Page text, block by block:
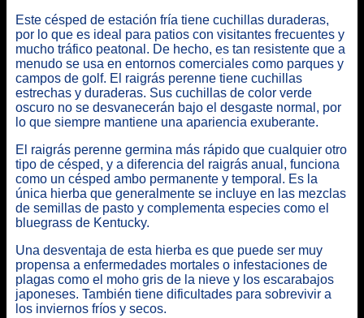
Este césped de estación fría tiene cuchillas duraderas,
por lo que es ideal para patios con visitantes frecuentes y
mucho tráfico peatonal. De hecho, es tan resistente que a
menudo se usa en entornos comerciales como parques y
campos de golf. El raigrás perenne tiene cuchillas
estrechas y duraderas. Sus cuchillas de color verde
oscuro no se desvanecerán bajo el desgaste normal, por
lo que siempre mantiene una apariencia exuberante.
El raigrás perenne germina más rápido que cualquier otro
tipo de césped, y a diferencia del raigrás anual, funciona
como un césped ambo permanente y temporal. Es la
única hierba que generalmente se incluye en las mezclas
de semillas de pasto y complementa especies como el
bluegrass de Kentucky.
Una desventaja de esta hierba es que puede ser muy
propensa a enfermedades mortales o infestaciones de
plagas como el moho gris de la nieve y los escarabajos
japoneses. También tiene dificultades para sobrevivir a
los inviernos fríos y secos.